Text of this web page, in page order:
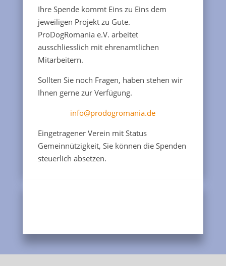
Ihre Spende kommt Eins zu Eins dem
jeweiligen Projekt zu Gute.
ProDogRomania e.V. arbeitet
ausschliesslich mit ehrenamtlichen
Mitarbeitern.
Sollten Sie noch Fragen, haben stehen wir
Ihnen gerne zur Verfügung.
info@prodogromania.de
Eingetragener Verein mit Status
Gemeinnützigkeit, Sie können die Spenden
steuerlich absetzen.